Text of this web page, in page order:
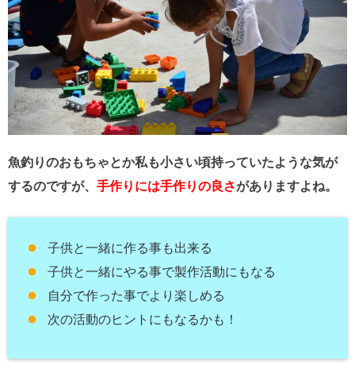
魚釣りのおもちゃとか私も小さい頃持っていたような気が
するのですが、 手作りには手作りの良さがありますよね。
子供と一緒に作る事も出来る
子供と一緒にやる事で製作活動にもなる
自分で作った事でより楽しめる
次の活動のヒントにもなるかも！